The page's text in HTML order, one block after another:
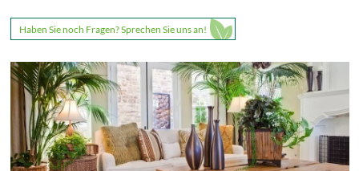
Haben Sie noch Fragen? Sprechen Sie uns an!